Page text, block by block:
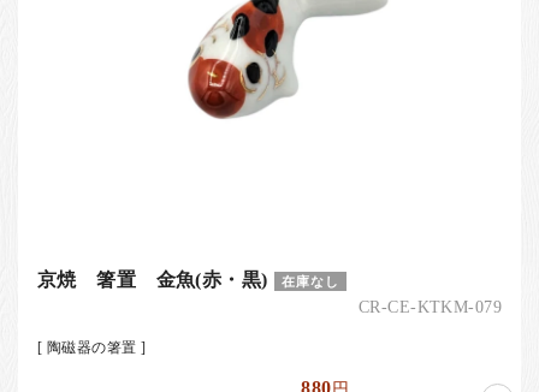
京焼 箸置 金魚(赤・黒) 在庫なし
CR-CE-KTKM-079
[ 陶磁器の箸置 ]
880円